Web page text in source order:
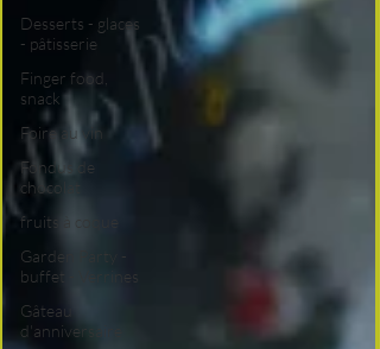
Desserts - glaces
- pâtisserie
Finger food,
snack
Foire au vin
Fondus de
chocolat
fruits à coque
Garden Party -
buffet - Verrines
Gâteau
d'anniversaire